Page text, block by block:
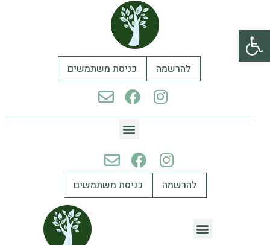
פתח סרגל נגישות
להרשמה כניסת משתמשים
להרשמה כניסת משתמשים